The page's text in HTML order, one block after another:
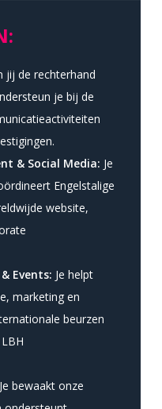
jij de rechterhand
je bij de
& Social Media: Je
Engelstalige
website,
Events: Je helpt
marketing en
beurzen
Je bewaakt onze